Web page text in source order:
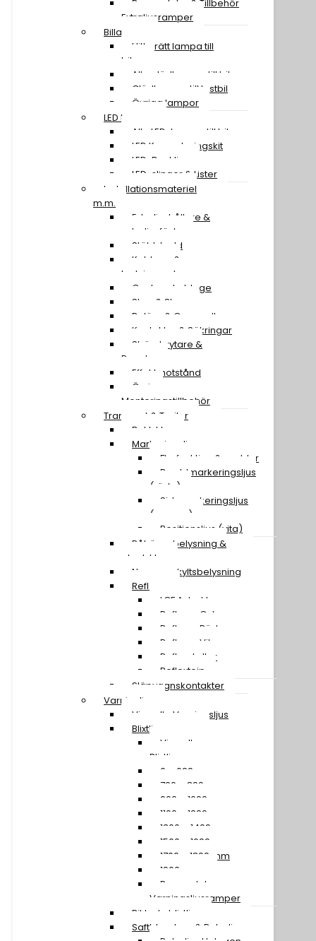
Reservdelar & Tillbehör
Extraljusramper
Billampor
Hitta rätt lampa till
bilen
Alla glödlampor till bil
Glödlampor till lastbil
Övriga lampor
LED Lampor
Alla LED-lampor till bil
LED Konverteringskit
LED-Backljus
LED-slingor & Lister
Installationsmateriel
m.m.
Extraljushållare &
extraljusfäste
Stöldskydd
Kablage &
Ledningssatser
Canbus-kablage
Stag & Skruv
Reläer & Omvandlare
Kontakter & Säkringar
Strömbrytare &
Paneler
Effektmotstånd
Övriga
Monteringstillbehör
Transport & Trailer
Baklyktor
Markeringsljus
Flerfunktion & snablar
Breddmarkeringsljus
(röda)
Sidomarkeringsljus
(orange)
Positionsljus (vita)
Påhängsbelysning &
ploglyktor
Nummerskyltsbelysning
Reflexer
LGF A-traktor
Reflexer Gula
Reflexer Röda
Reflexer Vita
Reflexskyltar
Reflextejp
Släpvagnskontakter
Varningljus
Visa alla Varningsljus
Blixtljusramper
Visa alla
Blixtljusramper
0 – 699 mm
700 – 899 mm
900 – 1099 mm
1100 – 1299 mm
1300 – 1499 mm
1500 – 1699 mm
1700 – 1899 mm
1900 mm »
Reservdelar
Varningsljusramper
Riktade blixtljus
Saftblandare & Rotorljus